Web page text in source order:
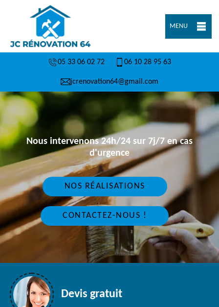
MENU
05 33 06 02 72 06 10 28 95 63
jcrenovation64@gmail.com
Nous intervenons 24h/24 sur 7j/7 en cas
d'urgence
NOS RÉALISATIONS
CONTACTEZ-NOUS !
Devis gratuit